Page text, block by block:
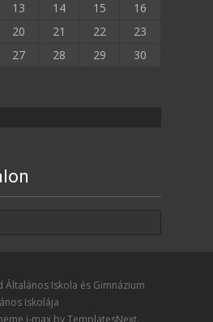
13 14 15
16
20 21 22
23
27 28 29
30
Iskola és Gimnázium
Iskolája
i-max by TemplatesNext.